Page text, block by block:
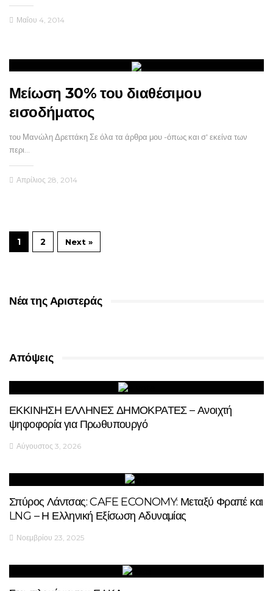
Μαΐου 4, 2014
Μείωση 30% του διαθέσιμου
εισοδήματος
του Μανώλη Δρεττάκη Σε όλα τα άρθρα μου -όπως και σ' εκείνα των
περι…
Απρίλιος 28, 2014
1 2 Next »
Νέα της Αριστεράς
Απόψεις
ΕΚΚΙΝΗΣΗ ΕΛΛΗΝΕΣ ΔΗΜΟΚΡΑΤΕΣ – Ανοιχτή
ψηφοφορία για Πρωθυπουργό
Αύγουστος 3, 2026
Σπύρος Λάντσας: CAFE ECONOMY: Μεταξύ Φραπέ και
LNG – Η Ελληνική Εξίσωση Αδυναμίας
Νοεμβρίου 23, 2025